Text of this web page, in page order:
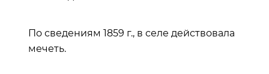
По сведениям 1859 г., в селе действовала
мечеть.